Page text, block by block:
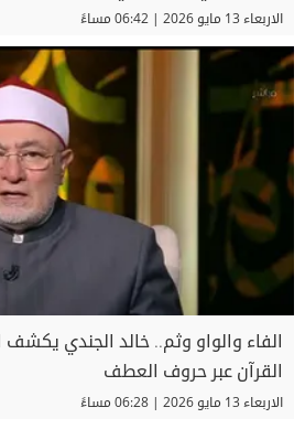
الاربعاء 13 مايو 2026 | 06:42 مساءً
الفاء والواو وثم.. خالد الجندي يكشف
القرآن عبر حروف العطف
الاربعاء 13 مايو 2026 | 06:28 مساءً